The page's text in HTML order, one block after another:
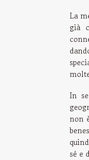
La
già
In
non
sé e